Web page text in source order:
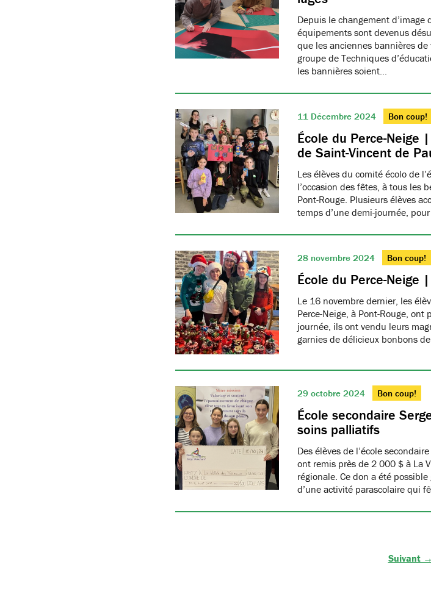
Depuis le changement
équipements sont devenus
que les anciennes bannières
groupe de Techniques
les bannières soient…
11 Décembre 2024 Bon coup!
École du Perce-Neige
de Saint-Vincent de
Les élèves du comité écolo de
l’occasion des fêtes, à tous les
Pont-Rouge. Plusieurs élèves
temps d’une demi-journée,
28 novembre 2024 Bon coup!
École du Perce-Neige
Le 16 novembre dernier, les
Perce-Neige, à Pont-Rouge,
journée, ils ont vendu leurs
garnies de délicieux bonbons
29 octobre 2024 Bon coup!
École secondaire
soins palliatifs
Des élèves de l’école
ont remis près de 2 000 $ à La
régionale. Ce don a été
d’une activité parascolaire qui
Suivant →